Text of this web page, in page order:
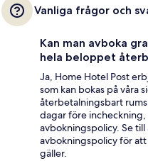
Vanliga frågor och
Kan man avboka
hela beloppet
Ja, Home Hotel Post
som kan bokas på våra
återbetalningsbart
dagar före
avbokningspolicy. Se
avbokningspolicy för
gäller.